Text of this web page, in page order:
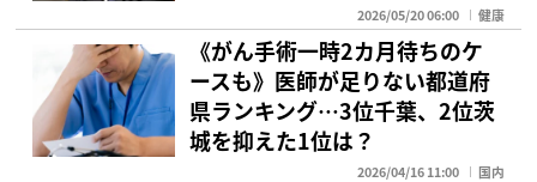
2026/05/20 06:00 健康
《がん手術一時2カ月待ちのケ
ースも》医師が足りない都道府
県ランキング…3位千葉、2位茨
城を抑えた1位は？
2026/04/16 11:00 国内